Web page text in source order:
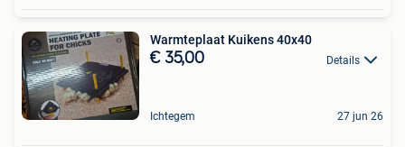
Warmteplaat Kuikens 40x40
€ 35,00 Details
Ichtegem 27 jun 26